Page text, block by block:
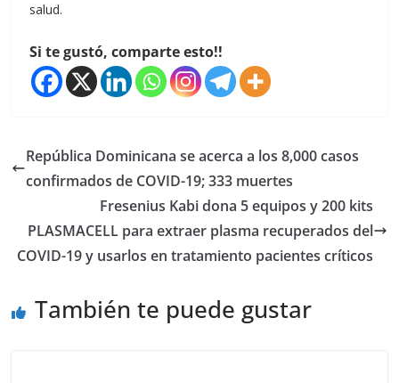
salud.
Si te gustó, comparte esto!!
República Dominicana se acerca a los 8,000 casos
confirmados de COVID-19; 333 muertes
Fresenius Kabi dona 5 equipos y 200 kits
PLASMACELL para extraer plasma recuperados del
COVID-19 y usarlos en tratamiento pacientes críticos
También te puede gustar